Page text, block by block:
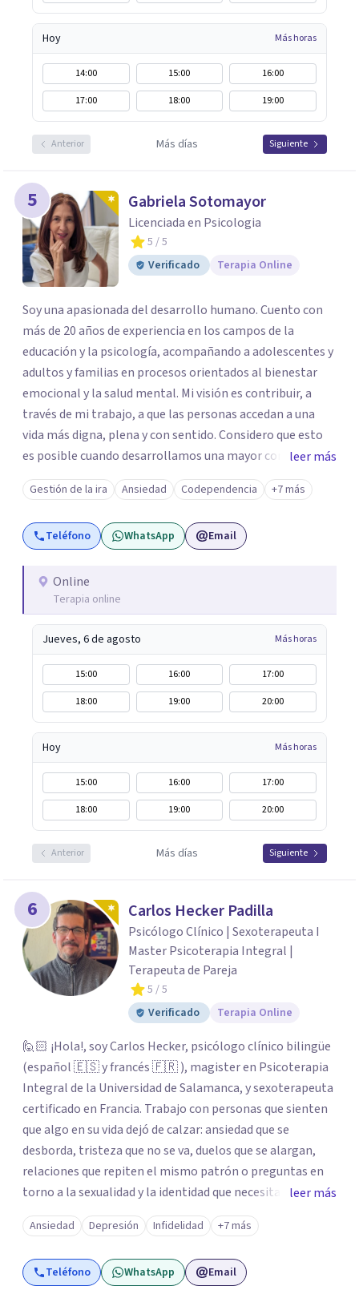
Hoy Más horas
14:00 15:00
16:00
17:00
18:00 19:00
Anterior Más días Siguiente
5 Gabriela Sotomayor
Licenciada en Psicologia
5 / 5
Verificado
Terapia Online
Soy una apasionada del desarrollo humano. Cuento con
más de 20 años de experiencia en los campos de la
educación y la psicología, acompañando a adolescentes y
adultos y familias en procesos orientados al bienestar
emocional y la salud mental. Mi visión es contribuir, a
través de mi trabajo, a que las personas accedan a una
vida más digna, plena y con sentido. Considero que esto
es posible cuando desarrollamos una mayor conciencia
de nuestro mundo interior y de la manera en que nuestras
experiencias influyen en nuestra forma de sentir, pensar y
relacionarnos. Mi misión es ofrecer un espacio de
acompañamiento en salud mental basado en la
cada persona. Integro conocimientos y herramientas de
la psicología con un enfoque informado en trauma para
ayudar a mis clientes a comprender sus conflictos
internos, fortalecer sus recursos personales, desarrollar
nuevas estrategias de afrontamiento y avanzar con
mayor claridad, resiliencia y bienestar. Creo
profundamente en la autoconciencia como un camino
fundamental para la transformación personal y para
construir una vida más auténtica y significativa.
leer más
Gestión de la ira Ansiedad Codependencia +7 más
Teléfono WhatsApp Email
Online
Terapia online
Jueves, 6 de agosto Más horas
15:00 16:00
17:00
18:00
19:00 20:00
Hoy Más horas
15:00 16:00
17:00
18:00
19:00 20:00
Anterior Más días Siguiente
6 Carlos Hecker Padilla
Psicólogo Clínico | Sexoterapeuta I
Master Psicoterapia Integral |
Terapeuta de Pareja
5 / 5
Verificado
Terapia Online
🙋🏻 ¡Hola!, soy Carlos Hecker, psicólogo clínico bilingüe
(español 🇪🇸 y francés 🇫🇷 ), magister en Psicoterapia
Integral de la Universidad de Salamanca, y sexoterapeuta
certificado en Francia. Trabajo con personas que sienten
que algo en su vida dejó de calzar: ansiedad que se
desborda, tristeza que no se va, duelos que se alargan,
relaciones que repiten el mismo patrón o preguntas en
torno a la sexualidad y la identidad que necesitan un
espacio seguro para ser habladas. Mi orientación teórica
integra una mirada Humanista-Relacional con Terapia
Breve, donde el modo en que te vinculas ocupa un lugar
central: cómo te relacionas contigo, con las demás
leer más
Ansiedad Depresión Infidelidad +7 más
Teléfono WhatsApp Email